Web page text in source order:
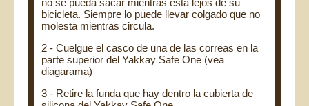
no se pueda sacar mientras està lejos de su
bicicleta. Siempre lo puede llevar colgado que no
molesta mientras circula.
2 - Cuelgue el casco de una de las correas en la
parte superior del Yakkay Safe One (vea
diagarama)
3 - Retire la funda que hay dentro la cubierta de